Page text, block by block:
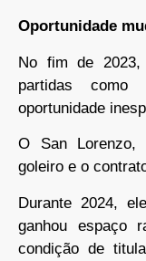
Oportunidade
No fim de 2023,
partidas como
oportunidade
O San Lorenzo,
goleiro e o
Durante 2024,
ganhou espaço
condição de